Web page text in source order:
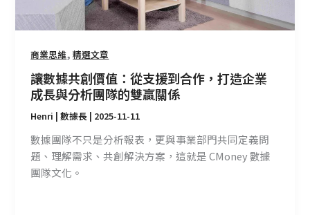
商業思維,精選文章
讓數據共創價值：從支援到合作，打造企業
成長與分析團隊的雙贏關係
Henri | 數據長 | 2025-11-11
數據團隊不只是分析報表，更與事業部門共同定義問
題、理解需求、共創解決方案，這就是 CMoney 數據
團隊文化。
到
合
作，
造
企
業
成
長
與